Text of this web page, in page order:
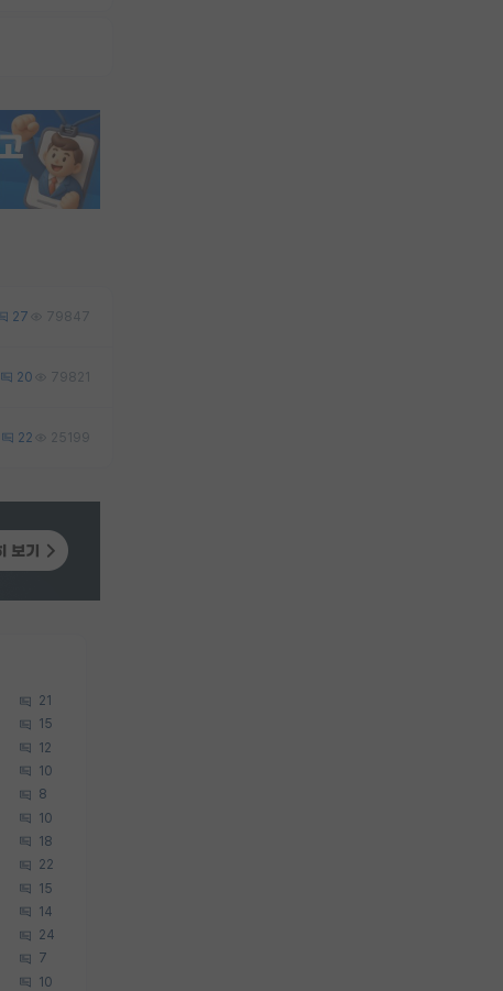
27 79847
20 79821
22 25199
21
15
12
10
8
10
18
22
15
14
24
7
10